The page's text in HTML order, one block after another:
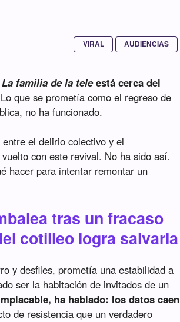
VIRAL AUDIENCIAS
La familia de la teleestá cerca del
que se prometía como el regreso de
no ha funcionado.
el delirio colectivo y el
con este revival. No ha sido así.
hacer para intentar remontar un
tras un fracaso
cotilleo logra salvarla
y desfiles, prometía una estabilidad a
ser la habitación de invitados de un
ha hablado: los datos caen
de resistencia que un verdadero